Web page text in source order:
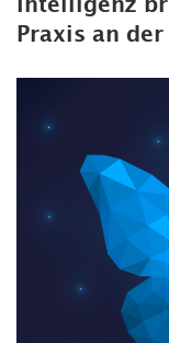
Intelligenz
Praxis an